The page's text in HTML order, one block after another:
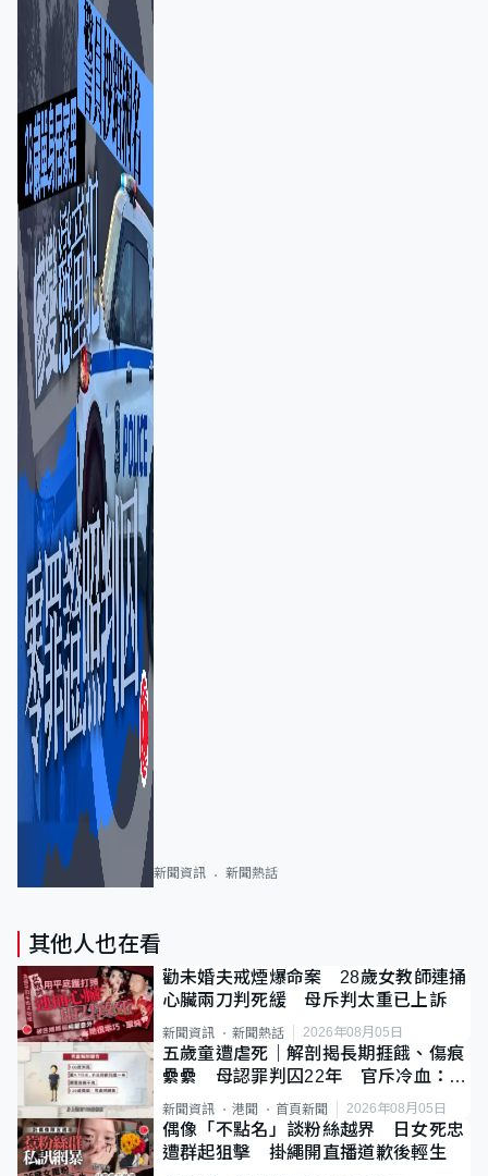
新聞資訊 新聞熱話
其他人也在看
勸未婚夫戒煙爆命案 28歲女教師連捅
心臟兩刀判死緩 母斥判太重已上訴
新聞資訊 新聞熱話 2026年08月05日
五歲童遭虐死｜解剖揭長期捱餓、傷痕
纍纍 母認罪判囚22年 官斥冷血：同
類案最惡劣
新聞資訊 港聞 首頁新聞 2026年08月05日
偶像「不點名」談粉絲越界 日女死忠
遭群起狙擊 掛繩開直播道歉後輕生